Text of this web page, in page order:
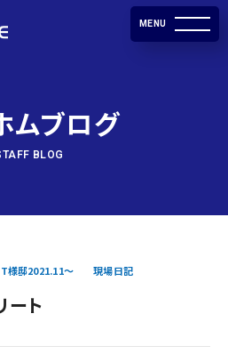
MENU
ムブログ
BLOG
T様邸2021.11～ 現場日記
ト